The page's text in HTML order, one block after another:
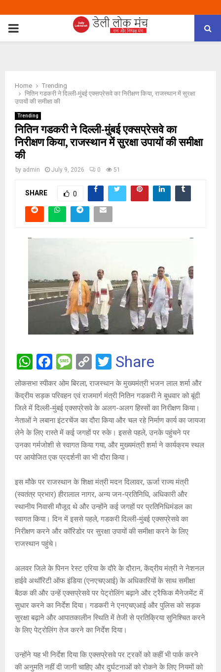
PRIMARY
Home
Trending
नितिन गडकरी ने दिल्ली-मुंबई एक्सप्रेसवे का निरीक्षण किया, राजस्थान में सुरक्षा
उपायों की समीक्षा की
Trending
नितिन गडकरी ने दिल्ली-मुंबई एक्सप्रेसवे का
निरीक्षण किया, राजस्थान में सुरक्षा उपायों की समीक्षा
की
by admin July 9, 2026 0 51
SHARE 0
W
h
at
s
A
p
p
F
a
ce
b
o
o
k
M
es
s
a
g
e
C
o
py
Li
n
k
T
wi
tt
er
Share
लोकसभा स्पीकर ओम बिरला, राजस्थान के मुख्यमंत्री भजन लाल शर्मा और
केंद्रीय सड़क परिवहन एवं राजमार्ग मंत्री नितिन गडकरी ने बुधवार को बूंदी
जिले में दिल्ली-मुंबई एक्सप्रेसवे के अलग-अलग हिस्सों का निरीक्षण किया।
नेताओं ने लबाना इंटरचेंज का दौरा किया और चल रहे निर्माण कार्य का जायजा
लेने के लिए रास्ते में कई जगहों पर रुके। इससे पहले, उनके पहुंचने पर
उनका गर्मजोशी से स्वागत किया गया, और मुख्यमंत्री शर्मा ने कार्यक्रम स्थल
पर आयोजित एक प्रदर्शनी का भी दौरा किया।
इस मौके पर राजस्थान के शिक्षा मंत्री मदन दिलावर, ऊर्जा राज्य मंत्री
(स्वतंत्र प्रभार) हीरालाल नागर, अन्य जन-प्रतिनिधि, अधिकारी और
स्थानीय निवासी मौजूद थे और उन्होंने कई जगहों पर प्रतिनिधिमंडल का
स्वागत किया। दिन में इससे पहले, गडकरी दिल्ली-मुंबई एक्सप्रेसवे का
निरीक्षण करने और कॉरिडोर पर सुरक्षा उपायों की समीक्षा करने के लिए
राजस्थान पहुंचे।
अलवर जिले के पिनन रेस्ट एरिया के दौरे के दौरान, केंद्रीय मंत्री ने नेशनल
हाईवे अथॉरिटी ऑफ इंडिया (एनएचएआई) के अधिकारियों के साथ समीक्षा
बैठक की और उन्हें एक्सप्रेसवे पर पेट्रोलिंग बढ़ाने और ट्रैफिक मैनेजमेंट में
सुधार करने का निर्देश दिया। गडकरी ने एनएचएआई और पुलिस को सड़क
सुरक्षा बढ़ाने और आपातकालीन स्थिति में तेजी से प्रतिक्रिया सुनिश्चित करने
के लिए पेट्रोलिंग तेज करने का निर्देश दिया।
उन्होंने यह भी निर्देश दिया कि एक्सप्रेसवे पर ट्रकों को कहीं भी पार्क करने
की अनुमति नहीं दी जानी चाहिए और दुर्घटनाओं को रोकने के लिए नियमों को